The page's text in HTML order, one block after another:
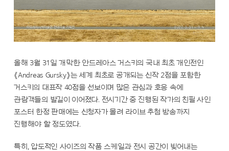
올해 3월 31일 개막한 안드레아스 거스키의 국내 최초 개인전인
《Andreas Gursky》는 세계 최초로 공개되는 신작 2점을 포함한
거스키의 대표작 40점을 선보이며 많은 관심과 호응 속에
관람객들의 발길이 이어졌다. 전시기간 중 진행된 작가의 친필 사인
포스터 한정 판매에는 신청자가 몰려 라이브 추첨 방송까지
진행해야 할 정도였다.
특히, 압도적인 사이즈의 작품 스케일과 전시 공간이 빚어내는